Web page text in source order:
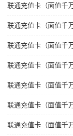
联通充值卡（面值千
联通充值卡（面值千
联通充值卡（面值千
联通充值卡（面值千
联通充值卡（面值千
联通充值卡（面值千
联通充值卡（面值千